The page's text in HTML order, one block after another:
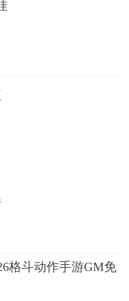
格斗动作手游GM免